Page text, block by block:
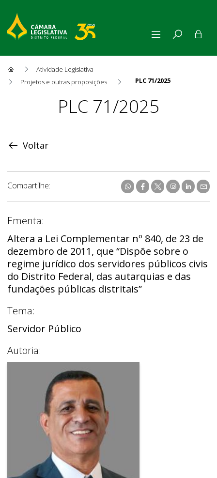
Atividade Legislativa
Projetos e outras proposições
PLC 71/2025
ProposiçãoPLC 71/2025
Voltar
Compartilhe:
Ementa:
Altera a Lei Complementar nº 840, de 23 de
dezembro de 2011, que “Dispõe sobre o
regime jurídico dos servidores públicos civis
do Distrito Federal, das autarquias e das
fundações públicas distritais”
Tema:
Servidor Público
Autoria: